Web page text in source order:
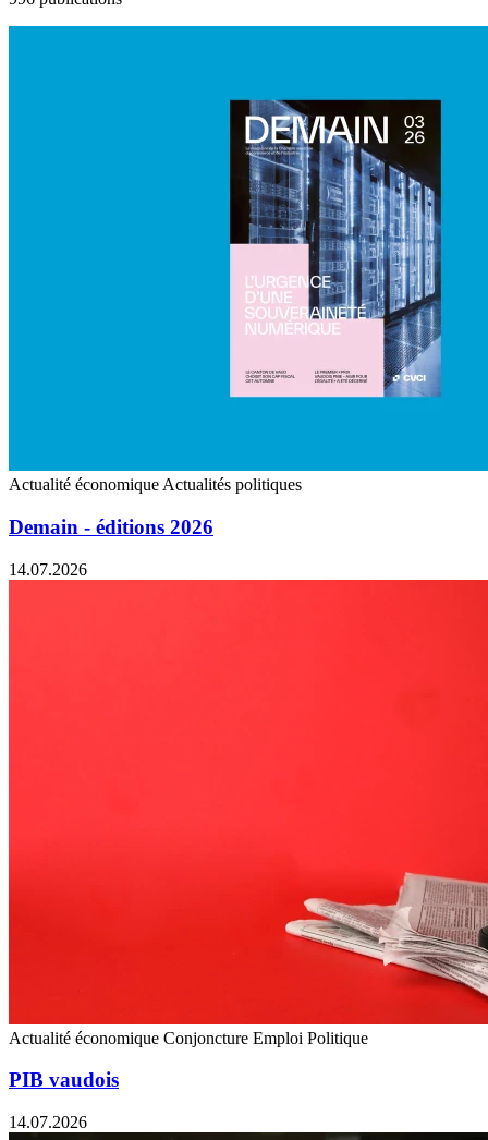
Actualité économique Actualités politiques
Demain - éditions 2026
14.07.2026
Actualité économique Conjoncture Emploi Politique
PIB vaudois
14.07.2026